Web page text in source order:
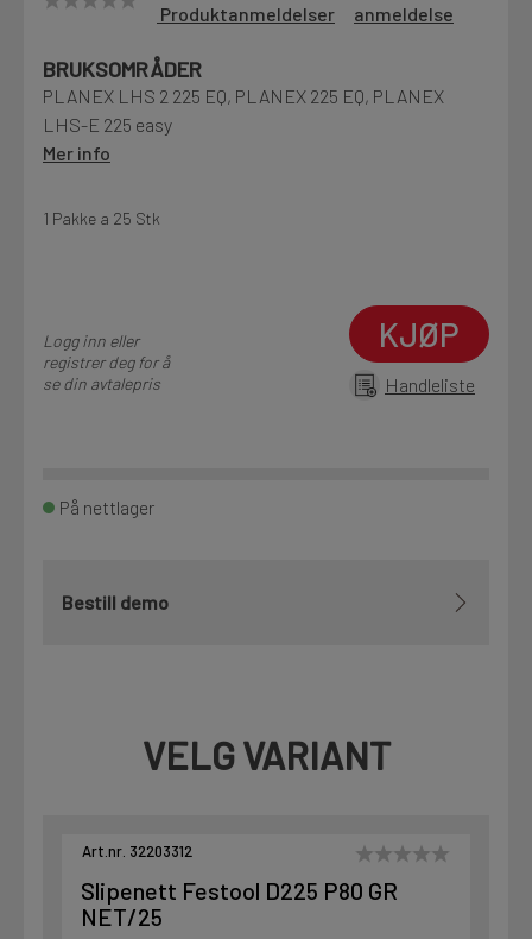
Finn butikk
Kontakt
Fra rådgivning til sporing av ordre
Produktnyheter
Siste nytt om dine favorittprodukter
Produktanmeldelser
anmeldelse
BRUKSOMRÅDER
PLANEX LHS 2 225 EQ, PLANEX 225 EQ, PLANEX
LHS-E 225 easy
Mer info
1 Pakke a 25 Stk
Logg inn eller
registrer deg for å
se din avtalepris
KJØP
Handleliste
På nettlager
Bestill demo
VELG VARIANT
Art.nr. 32203312
Slipenett Festool D225 P80 GR
NET/25